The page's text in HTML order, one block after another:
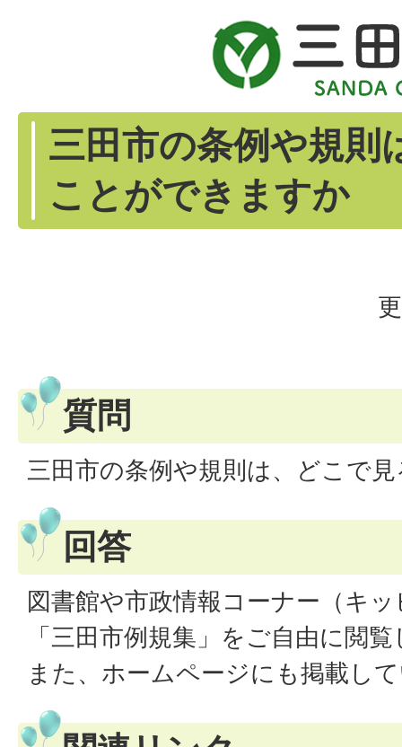
三田市の条例や規則
ことができますか
質問
三田市の条例や規則は、どこで
回答
図書館や市政情報コーナー（キ
「三田市例規集」をご自由に閲
また、ホームページにも掲載し